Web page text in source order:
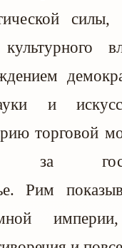
силы,
и
торговой
за
Рим